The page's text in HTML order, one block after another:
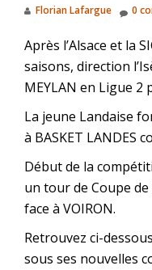
Florian Lafargue 0
Après l’Alsace et la
saisons, direction
MEYLAN en Ligue 2
La jeune Landaise
à BASKET LANDES
Début de la
un tour de Coupe
face à VOIRON.
Retrouvez ci-
sous ses nouvelles